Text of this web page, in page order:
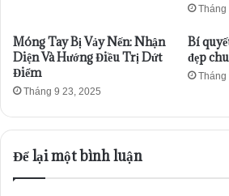
Tháng
Móng Tay Bị Vảy Nến: Nhận
Diện Và Hướng Điều Trị Dứt
Điểm
Tháng 9 23, 2025
Bí
đẹp
Tháng
Để lại một bình luận